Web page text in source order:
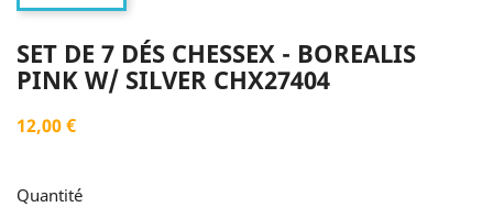
SET DE 7 DÉS CHESSEX - BOREALIS
PINK W/ SILVER CHX27404
12,00 €
Quantité